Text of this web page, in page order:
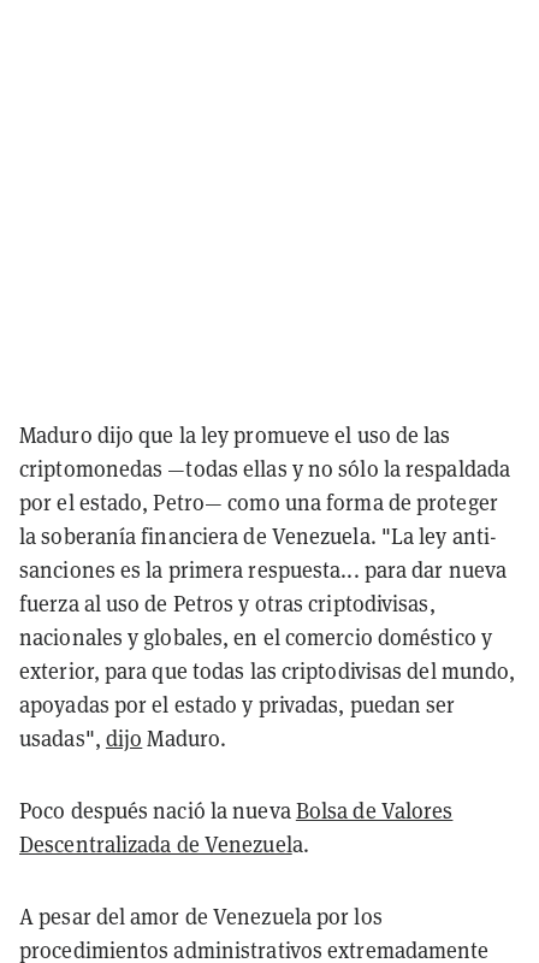
Maduro dijo que la ley promueve el uso de las
criptomonedas —todas ellas y no sólo la respaldada
por el estado, Petro— como una forma de proteger
la soberanía financiera de Venezuela. "La ley anti-
sanciones es la primera respuesta... para dar nueva
fuerza al uso de Petros y otras criptodivisas,
nacionales y globales, en el comercio doméstico y
exterior, para que todas las criptodivisas del mundo,
apoyadas por el estado y privadas, puedan ser
usadas", dijo Maduro.
Poco después nació la nuevaBolsa de Valores
Descentralizada de Venezuela.
A pesar del amor de Venezuela por los
procedimientos administrativos extremadamente